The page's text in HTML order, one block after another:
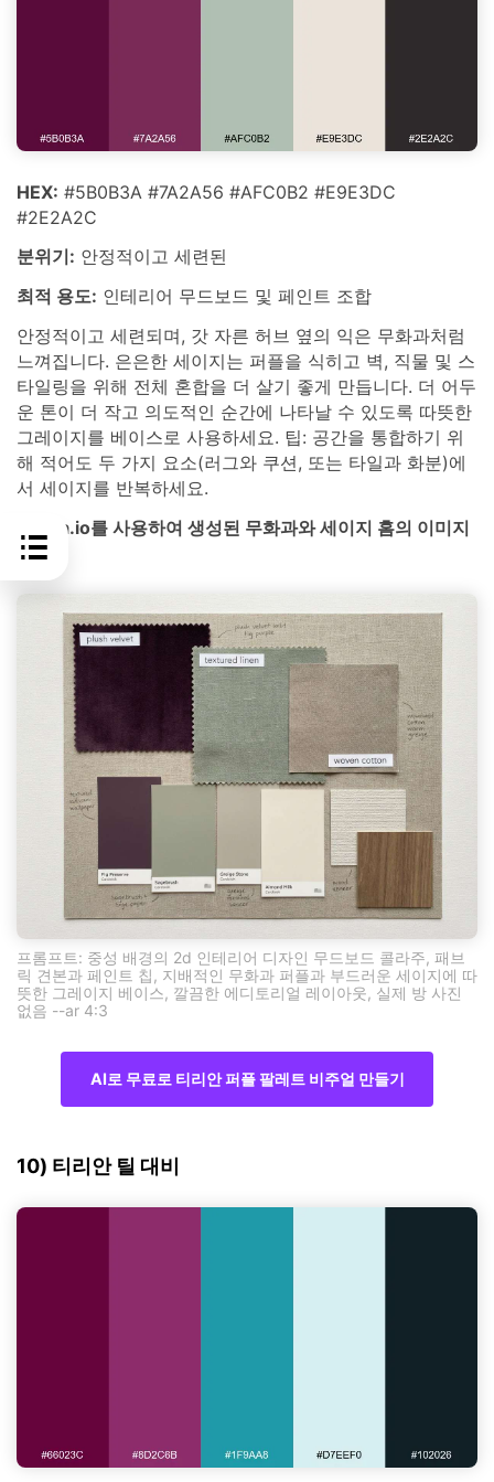
HEX: #5B0B3A #7A2A56 #AFC0B2 #E9E3DC
#2E2A2C
분위기: 안정적이고 세련된
최적 용도: 인테리어 무드보드 및 페인트 조합
안정적이고 세련되며, 갓 자른 허브 옆의 익은 무화과처럼
느껴집니다. 은은한 세이지는 퍼플을 식히고 벽, 직물 및 스
타일링을 위해 전체 혼합을 더 살기 좋게 만듭니다. 더 어두
운 톤이 더 작고 의도적인 순간에 나타날 수 있도록 따뜻한
그레이지를 베이스로 사용하세요. 팁: 공간을 통합하기 위
해 적어도 두 가지 요소(러그와 쿠션, 또는 타일과 화분)에
서 세이지를 반복하세요.
media.io를 사용하여 생성된 무화과와 세이지 홈의 이미지
예시
프롬프트: 중성 배경의 2d 인테리어 디자인 무드보드 콜라주, 패브
릭 견본과 페인트 칩, 지배적인 무화과 퍼플과 부드러운 세이지에 따
뜻한 그레이지 베이스, 깔끔한 에디토리얼 레이아웃, 실제 방 사진
없음 --ar 4:3
AI로 무료로 티리안 퍼플 팔레트 비주얼 만들기
10) 티리안 틸 대비